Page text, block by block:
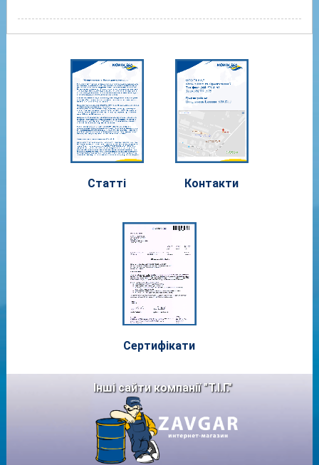
Статті Контакти
Сертифікати
Інші сайти компанії "Т.І.Г."